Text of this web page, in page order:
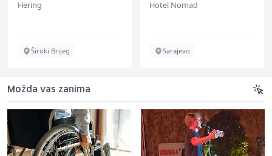
Hering
Široki Brijeg
Hotel Nomad
Sarajevo
Možda vas zanima